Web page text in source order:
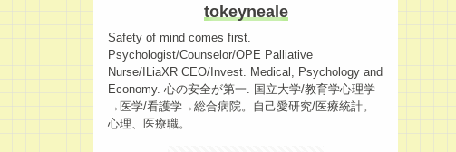
tokeyneale
Safety of mind comes first.
Psychologist/Counselor/OPE Palliative
Nurse/ILiaXR CEO/Invest. Medical, Psychology and
Economy. 心の安全が第一. 国立大学/教育学心理学
→医学/看護学→総合病院。自己愛研究/医療統計。
心理、医療職。